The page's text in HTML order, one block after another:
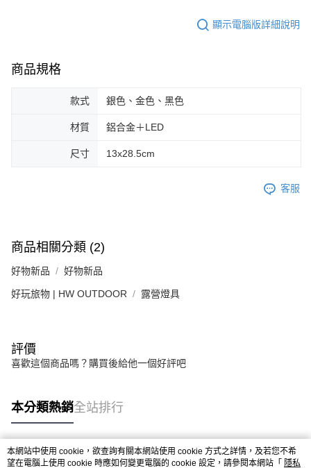
顯示電腦版詳細說明
商品規格
款式 銀色、金色、黑色
材質 鋁合金＋LED
尺寸 13x28.5cm
客服
商品相關分類 (2)
好物新品 好物新品
好玩旅物 | HW OUTDOOR 露營燈具
評價
喜歡這個商品嗎？購買後給他一個好評吧
本分類熱銷全站排行
熱門標籤
本網站中使用 cookie，欲查詢有關本網站使用 cookie 方式之詳情，及若您不希
望在電腦上使用 cookie 時應如何變更電腦的 cookie 設定，請參閱本網站「 隱私